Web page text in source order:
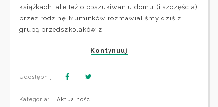
książkach, ale też o poszukiwaniu domu (i szczęścia)
przez rodzinę Muminków rozmawialiśmy dziś z
grupą przedszkolaków z...
Kontynuuj
Udostępnij:
Kategoria: Aktualności